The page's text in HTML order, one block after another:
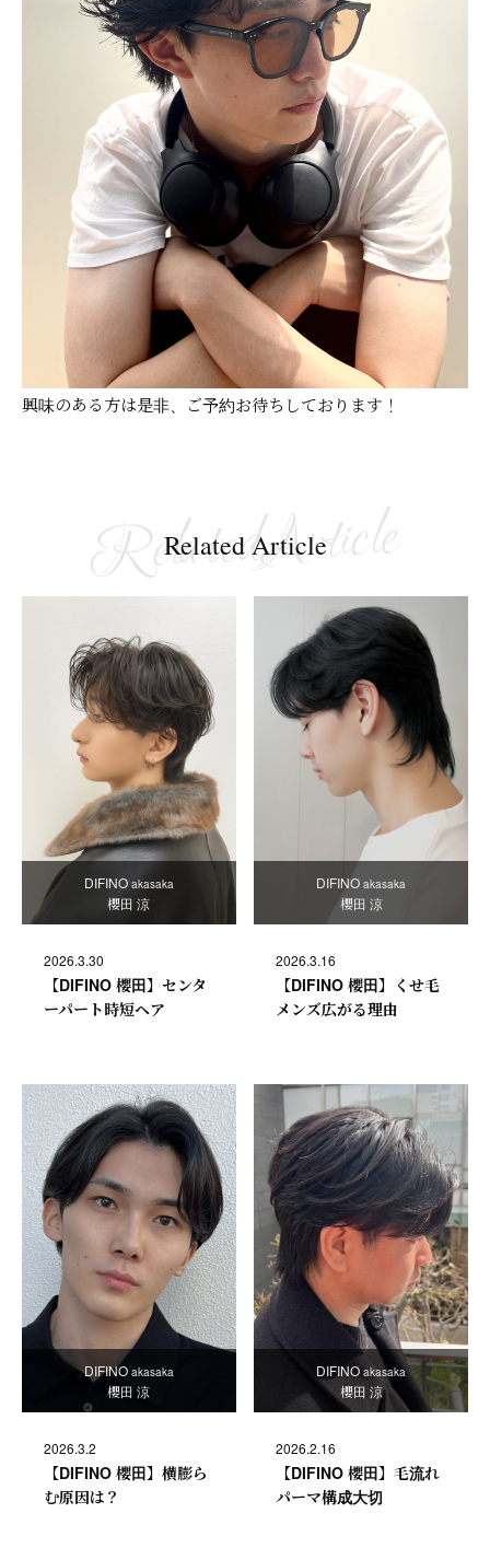
興味のある方は是非、ご予約お待ちしております！
Related Article
DIFINO akasaka
櫻田 涼
2026.3.30
【DIFINO 櫻田】センタ
ーパート時短ヘア
DIFINO akasaka
櫻田 涼
2026.3.16
【DIFINO 櫻田】くせ毛
メンズ広がる理由
DIFINO akasaka
櫻田 涼
2026.3.2
【DIFINO 櫻田】横膨ら
む原因は？
DIFINO akasaka
櫻田 涼
2026.2.16
【DIFINO 櫻田】毛流れ
パーマ構成大切